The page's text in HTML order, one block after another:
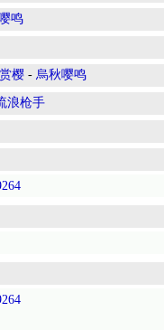
鸣
樱 - 烏秋嘤鸣
浪枪手